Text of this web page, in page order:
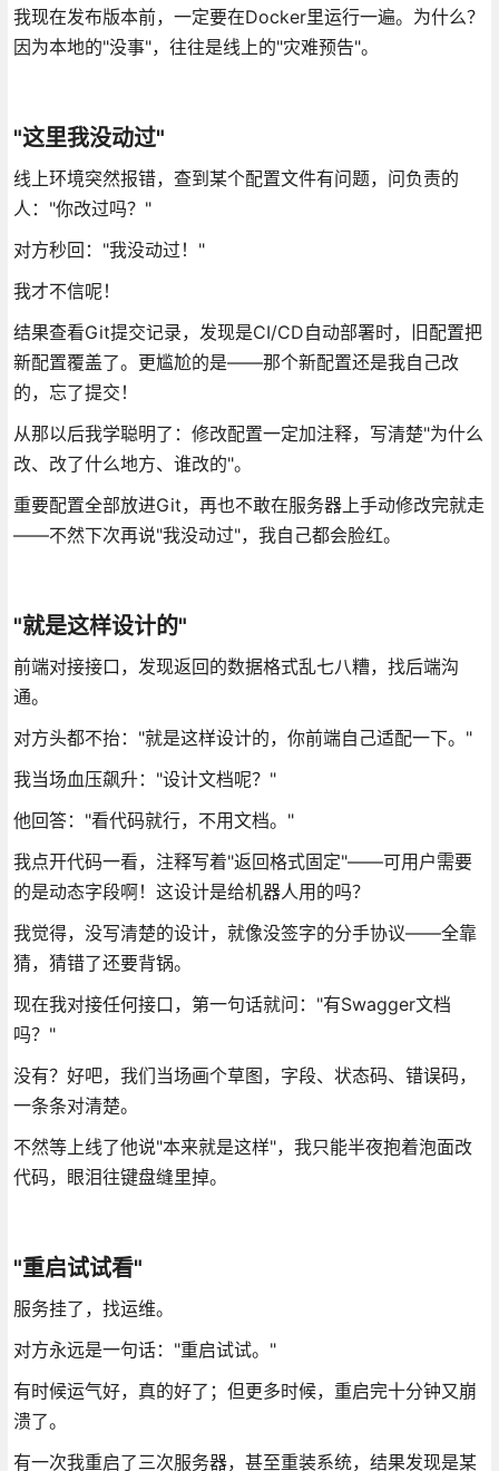
我现在发布版本前，一定要在Docker里运行一遍。为什么？
因为本地的"没事"，往往是线上的"灾难预告"。
"这里我没动过"
线上环境突然报错，查到某个配置文件有问题，问负责的
人："你改过吗？"
对方秒回："我没动过！"
我才不信呢！
结果查看Git提交记录，发现是CI/CD自动部署时，旧配置把
新配置覆盖了。更尴尬的是——那个新配置还是我自己改
的，忘了提交！
从那以后我学聪明了：修改配置一定加注释，写清楚"为什么
改、改了什么地方、谁改的"。
重要配置全部放进Git，再也不敢在服务器上手动修改完就走
——不然下次再说"我没动过"，我自己都会脸红。
"就是这样设计的"
前端对接接口，发现返回的数据格式乱七八糟，找后端沟
通。
对方头都不抬："就是这样设计的，你前端自己适配一下。"
我当场血压飙升："设计文档呢？"
他回答："看代码就行，不用文档。"
我点开代码一看，注释写着"返回格式固定"——可用户需要
的是动态字段啊！这设计是给机器人用的吗？
我觉得，没写清楚的设计，就像没签字的分手协议——全靠
猜，猜错了还要背锅。
现在我对接任何接口，第一句话就问："有Swagger文档
吗？"
没有？好吧，我们当场画个草图，字段、状态码、错误码，
一条条对清楚。
不然等上线了他说"本来就是这样"，我只能半夜抱着泡面改
代码，眼泪往键盘缝里掉。
"重启试试看"
服务挂了，找运维。
对方永远是一句话："重启试试。"
有时候运气好，真的好了；但更多时候，重启完十分钟又崩
溃了。
有一次我重启了三次服务器，甚至重装系统，结果发现是某